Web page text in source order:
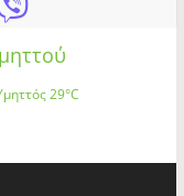
29°C